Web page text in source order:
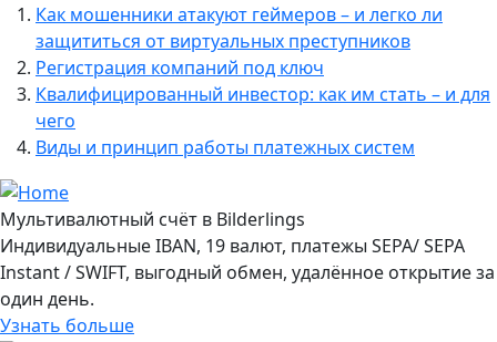
Как мошенники атакуют геймеров – и легко ли
защититься от виртуальных преступников
Регистрация компаний под ключ
Квалифицированный инвестор: как им стать – и для
чего
Виды и принцип работы платежных систем
Мультивалютный счёт в Bilderlings
Индивидуальные IBAN, 19 валют, платежы SEPA/ SEPA
Instant / SWIFT, выгодный обмен, удалённое открытие за
один день.
Узнать больше